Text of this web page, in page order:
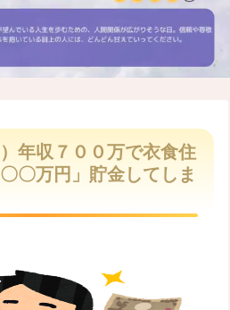
M
u
t
e
年収７００万で衣食住
〇万円」貯金してしま